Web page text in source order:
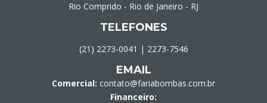
Rio Comprido - Rio de Janeiro - RJ
TELEFONES
(21) 2273-0041 | 2273-7546
EMAIL
Comercial: contato@fariabombas.com.br
Financeiro: